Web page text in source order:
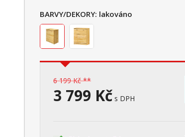
BARVY/DEKORY: lakováno
6 199 Kč **
3 799 Kč s DPH